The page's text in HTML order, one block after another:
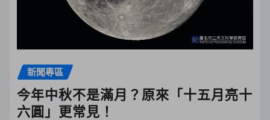
新聞專區
今年中秋不是滿月？原來「十五月亮十
六圓」更常見！